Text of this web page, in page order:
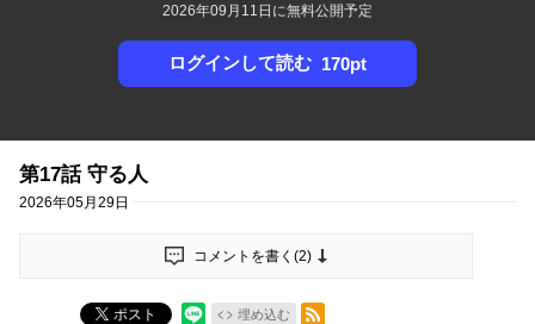
2026年09月11日に無料公開予定
ログインして読む 170pt
第17話 守る人
2026年05月29日
コメントを書く(2)
ポスト 埋め込む
RSSフィード